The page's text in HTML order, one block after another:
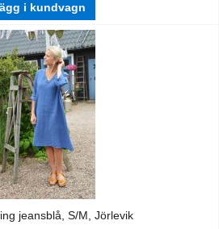
i kundvagn
jeansblå, S/M, Jörlevik